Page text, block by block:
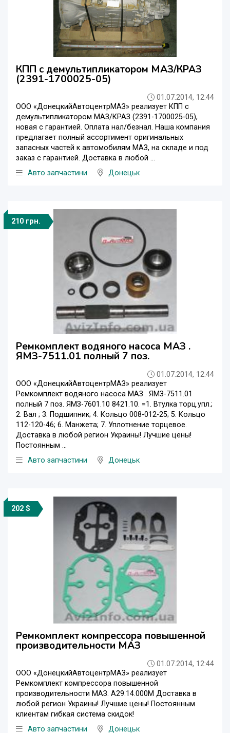
КПП с демультипликатором МАЗ/КРАЗ
(2391-1700025-05)
01.07.2014, 12:44
ООО «ДонецкийАвтоцентрМАЗ» реализует КПП с
демультипликатором МАЗ/КРАЗ (2391-1700025-05),
новая с гарантией. Оплата нал/безнал. Наша компания
предлагает полный ассортимент оригинальных
запасных частей к автомобилям МАЗ, на складе и под
заказ с гарантией. Доставка в любой ...
Авто запчастини
Донецьк
210 грн.
Ремкомплект водяного насоса МАЗ .
ЯМЗ-7511.01 полный 7 поз.
01.07.2014, 12:44
ООО «ДонецкийАвтоцентрМАЗ» реализует
Ремкомплект водяного насоса МАЗ . ЯМЗ-7511.01
полный 7 поз. ЯМЗ-7601.10 8421.10. =1. Втулка торц.упл.;
2. Вал ; 3. Подшипник; 4. Кольцо 008-012-25; 5. Кольцо
112-120-46; 6. Манжета; 7. Уплотнение торцевое.
Доставка в любой регион Украины! Лучшие цены!
Постоянным ...
Авто запчастини
Донецьк
202 $
Ремкомплект компрессора повышенной
производительности МАЗ
01.07.2014, 12:44
ООО «ДонецкийАвтоцентрМАЗ» реализует
Ремкомплект компрессора повышенной
производительности МАЗ. А29.14.000М Доставка в
любой регион Украины! Лучшие цены! Постоянным
клиентам гибкая система скидок!
Авто запчастини
Донецьк